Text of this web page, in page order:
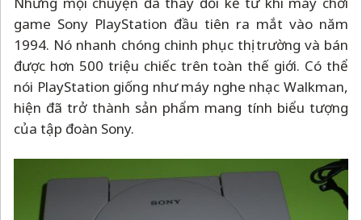
game Sony PlayStation đầu tiên ra mắt vào năm
1994. Nó nhanh chóng chinh phục thị trường và bán
được hơn 500 triệu chiếc trên toàn thế giới. Có thể
nói PlayStation giống như máy nghe nhạc Walkman,
hiện đã trở thành sản phẩm mang tính biểu tượng
của tập đoàn Sony.